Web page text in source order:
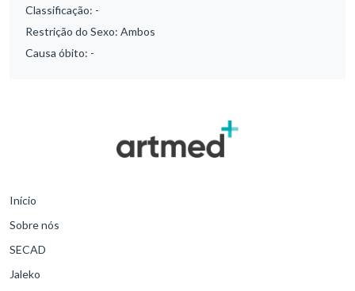
Classificação: -
Restrição do Sexo: Ambos
Causa óbito: -
Início
Sobre nós
SECAD
Jaleko